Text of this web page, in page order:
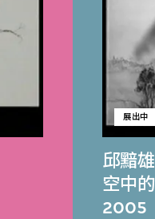
邱黯雄
展出中
空中的
2005